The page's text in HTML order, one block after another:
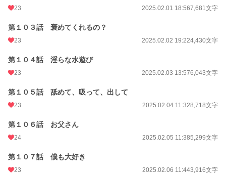
23 2025.02.01 18:567,681文字
第１０３話 褒めてくれるの？
23 2025.02.02 19:224,430文字
第１０４話 淫らな水遊び
23 2025.02.03 13:576,043文字
第１０５話 舐めて、吸って、出して
23 2025.02.04 11:328,718文字
第１０６話 お父さん
24 2025.02.05 11:385,299文字
第１０７話 僕も大好き
23 2025.02.06 11:443,916文字